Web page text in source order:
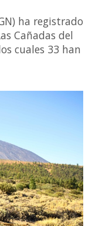
ha registrado
Cañadas del
cuales 33 han